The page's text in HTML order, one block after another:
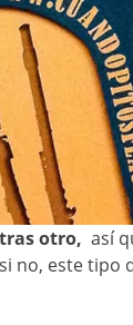
otro, así
no, este